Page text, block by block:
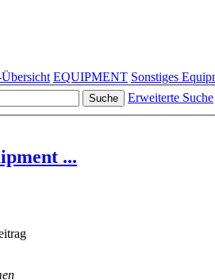
EQUIPMENT Sonstiges
Suche
Erweiterte Suche
...